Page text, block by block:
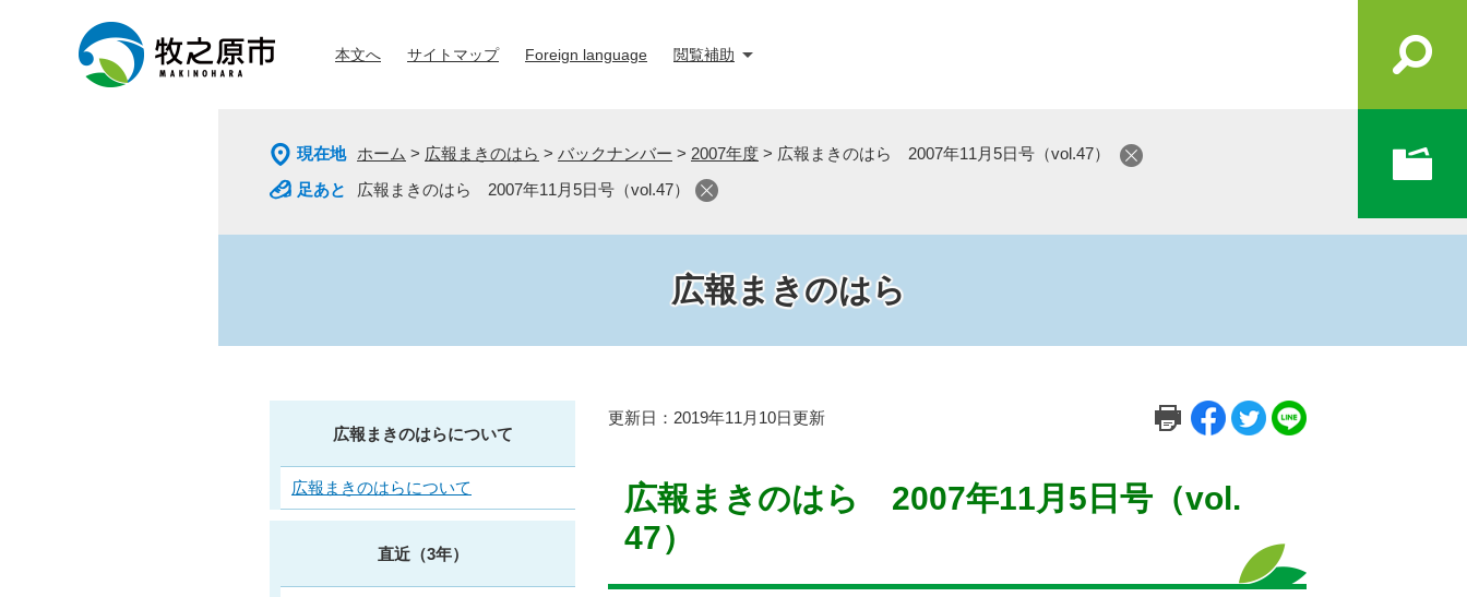
ー
ジ
の
ニ
ュ
ー
本文へ サイトマップ Foreign language 閲覧補助
現在地 ホーム > 広報まきのはら > バックナンバー > 2007年度 > 広報まきのはら 2007年11月5日号（vol.47）
広報まきのはら 2007年11月5日号（vol.47）
広報まきのはら
本
更新日：2019年11月10日更新
広報まきのはら 2007年11月5日号（vol.
47）
広報まきのはらについて
広報まきのはらについて
直近（3年）